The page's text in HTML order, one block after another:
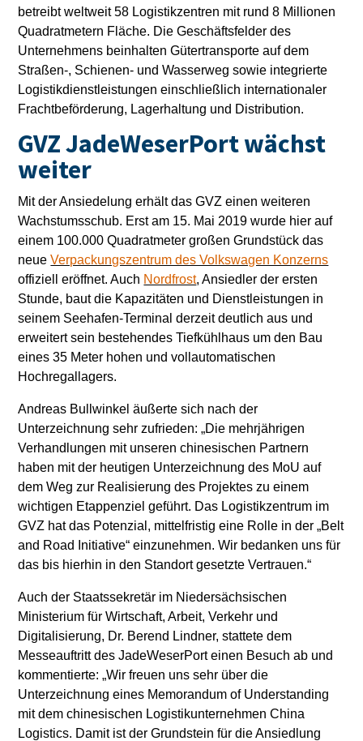
betreibt weltweit 58 Logistikzentren mit rund 8 Millionen
Quadratmetern Fläche. Die Geschäftsfelder des
Unternehmens beinhalten Gütertransporte auf dem
Straßen-, Schienen- und Wasserweg sowie integrierte
Logistikdienstleistungen einschließlich internationaler
Frachtbeförderung, Lagerhaltung und Distribution.
GVZ JadeWeserPort wächst
weiter
Mit der Ansiedelung erhält das GVZ einen weiteren
Wachstumsschub. Erst am 15. Mai 2019 wurde hier auf
einem 100.000 Quadratmeter großen Grundstück das
neueVerpackungszentrum des Volkswagen Konzerns
offiziell eröffnet. Auch Nordfrost, Ansiedler der ersten
Stunde, baut die Kapazitäten und Dienstleistungen in
seinem Seehafen-Terminal derzeit deutlich aus und
erweitert sein bestehendes Tiefkühlhaus um den Bau
eines 35 Meter hohen und vollautomatischen
Hochregallagers.
Andreas Bullwinkel äußerte sich nach der
Unterzeichnung sehr zufrieden: „Die mehrjährigen
Verhandlungen mit unseren chinesischen Partnern
haben mit der heutigen Unterzeichnung des MoU auf
dem Weg zur Realisierung des Projektes zu einem
wichtigen Etappenziel geführt. Das Logistikzentrum im
GVZ hat das Potenzial, mittelfristig eine Rolle in der „Belt
and Road Initiative“ einzunehmen. Wir bedanken uns für
das bis hierhin in den Standort gesetzte Vertrauen.“
Auch der Staatssekretär im Niedersächsischen
Ministerium für Wirtschaft, Arbeit, Verkehr und
Digitalisierung, Dr. Berend Lindner, stattete dem
Messeauftritt des JadeWeserPort einen Besuch ab und
kommentierte: „Wir freuen uns sehr über die
Unterzeichnung eines Memorandum of Understanding
mit dem chinesischen Logistikunternehmen China
Logistics. Damit ist der Grundstein für die Ansiedlung